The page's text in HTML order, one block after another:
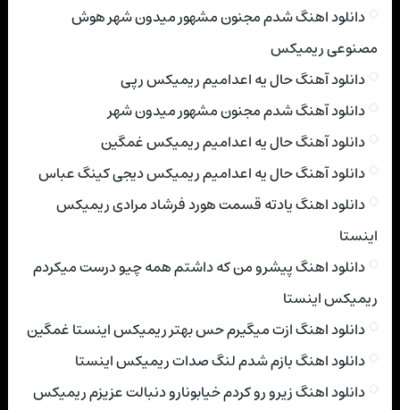
دانلود اهنگ شدم مجنون مشهور میدون شهر هوش
مصنوعی ریمیکس
دانلود آهنگ حال یه اعدامیم ریمیکس رپی
دانلود آهنگ شدم مجنون مشهور میدون شهر
دانلود آهنگ حال یه اعدامیم ریمیکس غمگین
دانلود آهنگ حال یه اعدامیم ریمیکس دیجی کینگ عباس
دانلود اهنگ یادته قسمت هورد فرشاد مرادی ریمیکس
اینستا
دانلود اهنگ پیشرو من که داشتم همه چیو درست میکردم
ریمیکس اینستا
دانلود اهنگ ازت میگیرم حس بهتر ریمیکس اینستا غمگین
دانلود اهنگ بازم شدم لنگ صدات ریمیکس اینستا
دانلود اهنگ زیرو رو کردم خیابونارو دنبالت عزیزم ریمیکس